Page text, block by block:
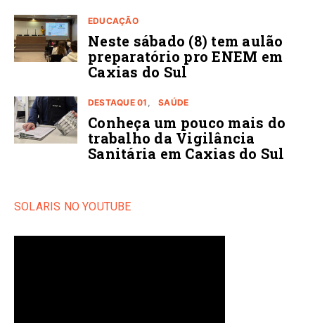
EDUCAÇÃO
Neste sábado (8) tem aulão
preparatório pro ENEM em
Caxias do Sul
DESTAQUE 01 SAÚDE
Conheça um pouco mais do
trabalho da Vigilância
Sanitária em Caxias do Sul
SOLARIS NO YOUTUBE